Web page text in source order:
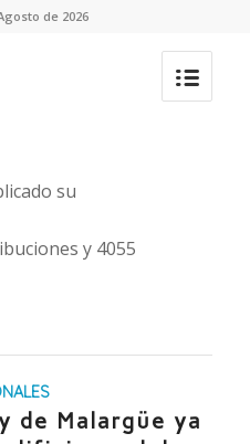
de 2026
su
y 4055
de Malargüe ya